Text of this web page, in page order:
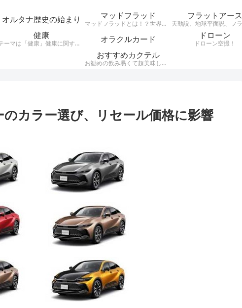
オルタナ歴史の始まり
マッドフラッド
マッドフラッドとは！？世界中の建物が埋まっていて、その建物の様式が世界同一（レトロ建築レンガ建築など）だという事実がある・・・それがMudfloodです。それらレンガ建築レトロ建築はここ日本にもたくさん現存している。 200年ほど前に世界がグレートリセットされ、歴史が書き換えられ現在に至るとうい興味深い説。
フラットアース
健康
テーマは「健康」健康に関する様々なジャンルのお話を、わかりやすくお話します。自分が好きな事、興味のある事をアウトプットするブログです。
オラクルカード
ドローン
ドローン空撮！
おすすめカクテル
お勧めの飲み易くて超美味しいカクテルをご紹介。騙されたつもりで飲んでほしいカクテルをシンプルにお伝えします。
カラー選び、リセール価格に影響